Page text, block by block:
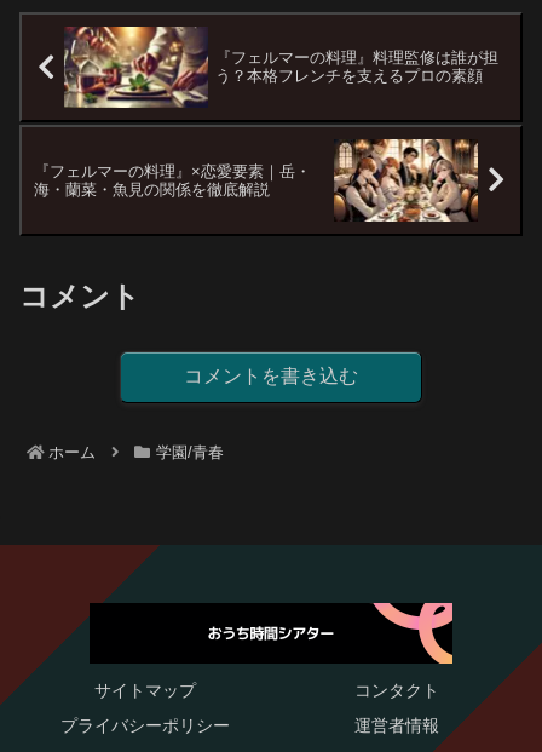
『フェルマーの料理』料理監修は誰が担
う？本格フレンチを支えるプロの素顔
『フェルマーの料理』×恋愛要素｜岳・
海・蘭菜・魚見の関係を徹底解説
コメント
コメントを書き込む
ホーム 学園/青春
サイトマップ
コンタクト
プライバシーポリシー
運営者情報